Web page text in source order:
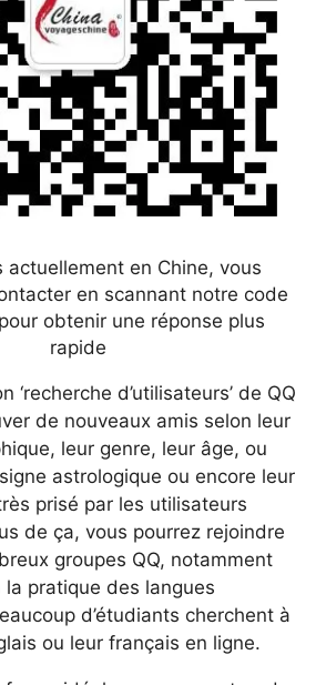
actuellement en Chine, vous
en scannant notre code
obtenir une réponse plus
rapide
‘recherche d’utilisateurs’ de QQ
de nouveaux amis selon leur
leur genre, leur âge, ou
astrologique ou encore leur
prisé par les utilisateurs
de ça, vous pourrez rejoindre
groupes QQ, notamment
la pratique des langues
d’étudiants cherchent à
ou leur français en ligne.